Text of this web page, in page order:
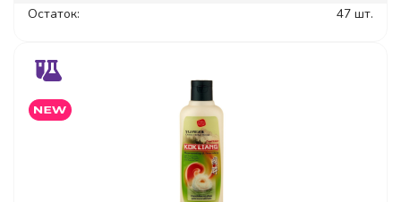
Остаток:
47 шт.